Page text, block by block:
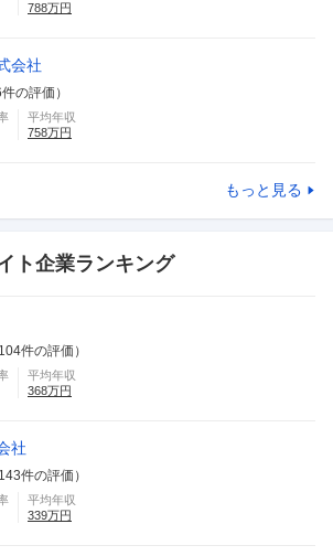
788万円
会社
件の評価）
平均年収
758万円
もっと見る
ト企業ランキング
104件の評価）
平均年収
368万円
社
143件の評価）
平均年収
339万円